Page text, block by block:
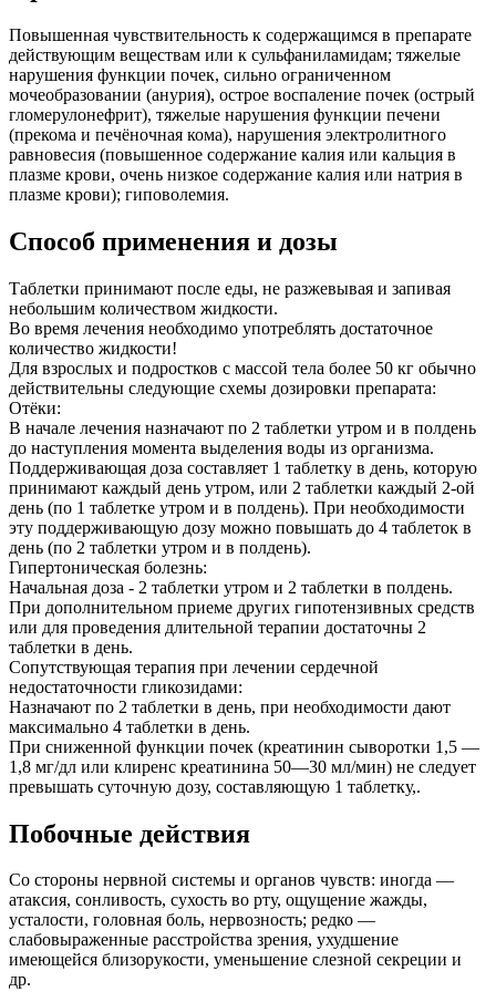
Повышенная чувствительность к содержащимся в препарате
действующим веществам или к сульфаниламидам; тяжелые
нарушения функции почек, сильно ограниченном
мочеобразовании (анурия), острое воспаление почек (острый
гломерулонефрит), тяжелые нарушения функции печени
(прекома и печёночная кома), нарушения электролитного
равновесия (повышенное содержание калия или кальция в
плазме крови, очень низкое содержание калия или натрия в
плазме крови); гиповолемия.
Способ применения и дозы
Таблетки принимают после еды, не разжевывая и запивая
небольшим количеством жидкости.
Во время лечения необходимо употреблять достаточное
количество жидкости!
Для взрослых и подростков с массой тела более 50 кг обычно
действительны следующие схемы дозировки препарата:
Отёки:
В начале лечения назначают по 2 таблетки утром и в полдень
до наступления момента выделения воды из организма.
Поддерживающая доза составляет 1 таблетку в день, которую
принимают каждый день утром, или 2 таблетки каждый 2-ой
день (по 1 таблетке утром и в полдень). При необходимости
эту поддерживающую дозу можно повышать до 4 таблеток в
день (по 2 таблетки утром и в полдень).
Гипертоническая болезнь:
Начальная доза - 2 таблетки утром и 2 таблетки в полдень.
При дополнительном приеме других гипотензивных средств
или для проведения длительной терапии достаточны 2
таблетки в день.
Сопутствующая терапия при лечении сердечной
недостаточности гликозидами:
Назначают по 2 таблетки в день, при необходимости дают
максимально 4 таблетки в день.
При сниженной функции почек (креатинин сыворотки 1,5 —
1,8 мг/дл или клиренс креатинина 50—30 мл/мин) не следует
превышать суточную дозу, составляющую 1 таблетку,.
Побочные действия
Со стороны нервной системы и органов чувств: иногда —
атаксия, сонливость, сухость во рту, ощущение жажды,
усталости, головная боль, нервозность; редко —
слабовыраженные расстройства зрения, ухудшение
имеющейся близорукости, уменьшение слезной секреции и
др.